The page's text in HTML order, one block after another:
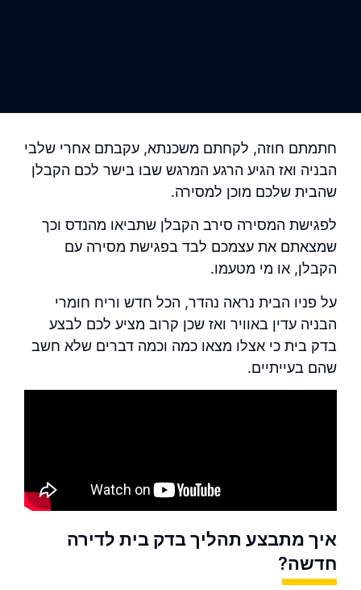
חתמתם חוזה, לקחתם משכנתא, עקבתם אחרי שלבי
הבניה ואז הגיע הרגע המרגש שבו בישר לכם הקבלן
שהבית שלכם מוכן למסירה.
לפגישת המסירה סירב הקבלן שתביאו מהנדס וכך
שמצאתם את עצמכם לבד בפגישת מסירה עם
הקבלן, או מי מטעמו.
על פניו הבית נראה נהדר, הכל חדש וריח חומרי
הבניה עדין באוויר ואז שכן קרוב מציע לכם לבצע
בדק בית כי אצלו מצאו כמה וכמה דברים שלא חשב
שהם בעייתיים.
איך מתבצע תהליך בדק בית לדירה
חדשה?